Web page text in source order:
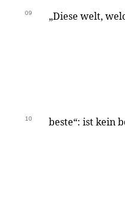
09 „Diese welt,
10 beste“: ist kein